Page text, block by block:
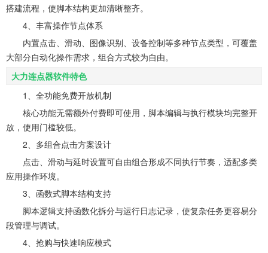
搭建流程，使脚本结构更加清晰整齐。
4、丰富操作节点体系
内置点击、滑动、图像识别、设备控制等多种节点类型，可覆盖
大部分自动化操作需求，组合方式较为自由。
大力连点器软件特色
1、全功能免费开放机制
核心功能无需额外付费即可使用，脚本编辑与执行模块均完整开
放，使用门槛较低。
2、多组合点击方案设计
点击、滑动与延时设置可自由组合形成不同执行节奏，适配多类
应用操作环境。
3、函数式脚本结构支持
脚本逻辑支持函数化拆分与运行日志记录，使复杂任务更容易分
段管理与调试。
4、抢购与快速响应模式